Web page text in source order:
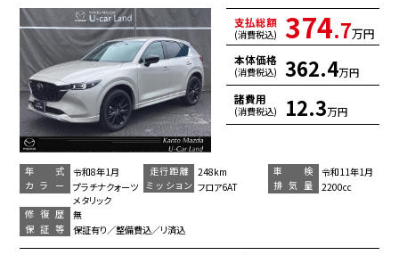
支払総額
(消費税込) 374.7万円
本体価格
(消費税込) 362.4万円
諸費用
(消費税込) 12.3万円
年 式 令和8年1月 走行距離 248km 車 検
令和11年1月
カラー
プラチナクォーツ
メタリック
ミッション フロア6AT 排気量
2200cc
修復歴
無
保証等
保証有り／整備費込／リ済込